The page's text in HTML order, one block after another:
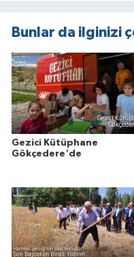
Bunlar da ilginizi
Gezici Kütüphane
Gökçedere'de